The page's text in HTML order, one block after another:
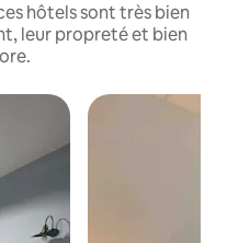
hôtels sont très bien
leur propreté et bien